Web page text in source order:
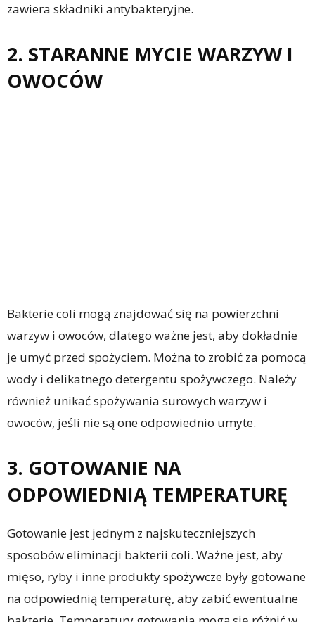
zawiera składniki antybakteryjne.
2. STARANNE MYCIE WARZYW I
OWOCÓW
Bakterie coli mogą znajdować się na powierzchni
warzyw i owoców, dlatego ważne jest, aby dokładnie
je umyć przed spożyciem. Można to zrobić za pomocą
wody i delikatnego detergentu spożywczego. Należy
również unikać spożywania surowych warzyw i
owoców, jeśli nie są one odpowiednio umyte.
3. GOTOWANIE NA
ODPOWIEDNIĄ TEMPERATURĘ
Gotowanie jest jednym z najskuteczniejszych
sposobów eliminacji bakterii coli. Ważne jest, aby
mięso, ryby i inne produkty spożywcze były gotowane
na odpowiednią temperaturę, aby zabić ewentualne